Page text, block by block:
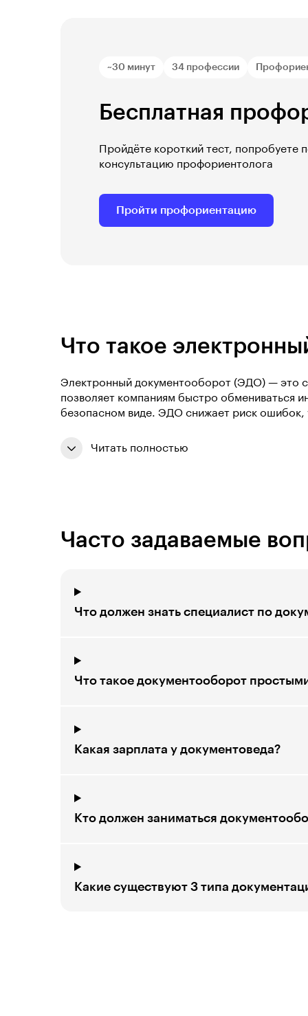
~30 минут 34 профессии
Бесплатная
Пройдёте короткий тест, попробуете
консультацию профориентолога
Пройти профориентацию
Что такое
Электронный документооборот (ЭДО) — это
позволяет компаниям быстро обмениваться
безопасном виде. ЭДО снижает риск ошибок,
Читать полностью
Часто задаваемые
Что должен знать специалист по
Что такое документооборот
Какая зарплата у документоведа?
Кто должен заниматься
Какие существуют 3 типа